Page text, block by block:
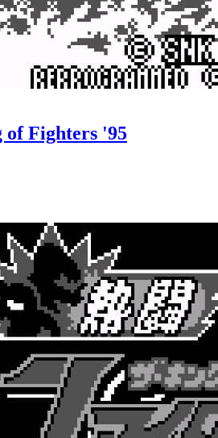
of Fighters '95